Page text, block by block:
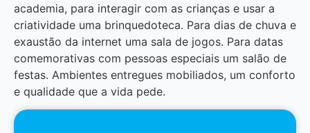
academia, para interagir com as crianças e usar a
criatividade uma brinquedoteca. Para dias de chuva e
exaustão da internet uma sala de jogos. Para datas
comemorativas com pessoas especiais um salão de
festas. Ambientes entregues mobiliados, um conforto
e qualidade que a vida pede.